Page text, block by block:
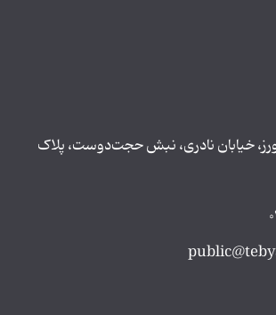
خیابان نادری، نبش حجت‌دوست، پلاک